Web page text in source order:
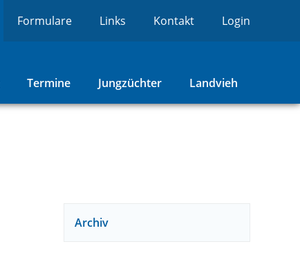
Formulare Links Kontakt Login
Termine Jungzüchter Landvieh
Archiv